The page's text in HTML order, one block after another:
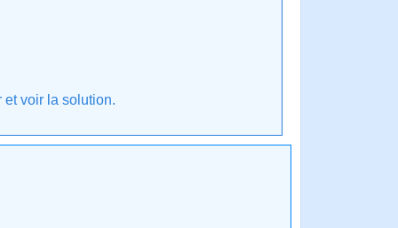
et voir la solution.